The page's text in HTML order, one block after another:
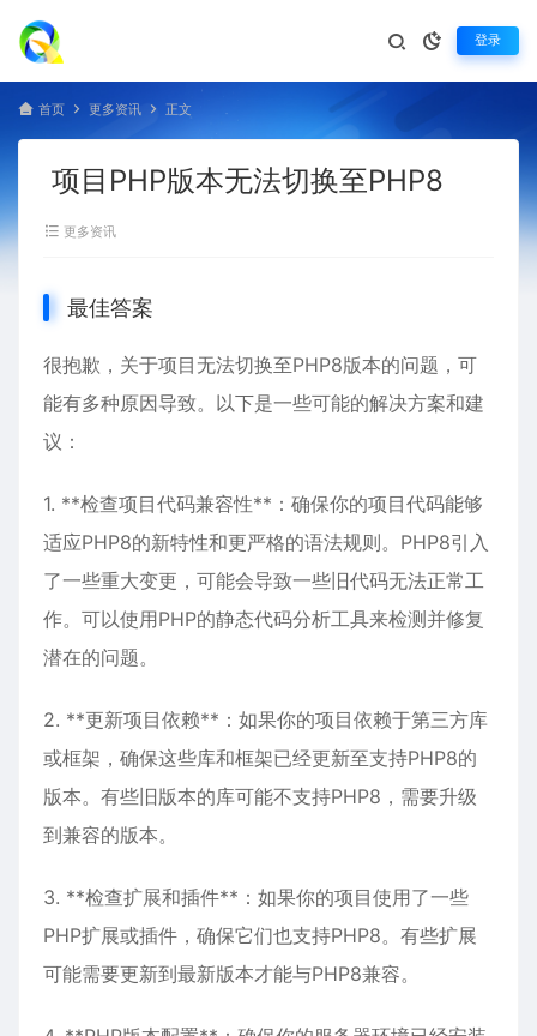
登录
首页 更多资讯 正文
项目PHP版本无法切换至PHP8
更多资讯
最佳答案
很抱歉，关于项目无法切换至PHP8版本的问题，可
能有多种原因导致。以下是一些可能的解决方案和建
议：
1. **检查项目代码兼容性**：确保你的项目代码能够
适应PHP8的新特性和更严格的语法规则。PHP8引入
了一些重大变更，可能会导致一些旧代码无法正常工
作。可以使用PHP的静态代码分析工具来检测并修复
潜在的问题。
2. **更新项目依赖**：如果你的项目依赖于第三方库
或框架，确保这些库和框架已经更新至支持PHP8的
版本。有些旧版本的库可能不支持PHP8，需要升级
到兼容的版本。
3. **检查扩展和插件**：如果你的项目使用了一些
PHP扩展或插件，确保它们也支持PHP8。有些扩展
可能需要更新到最新版本才能与PHP8兼容。